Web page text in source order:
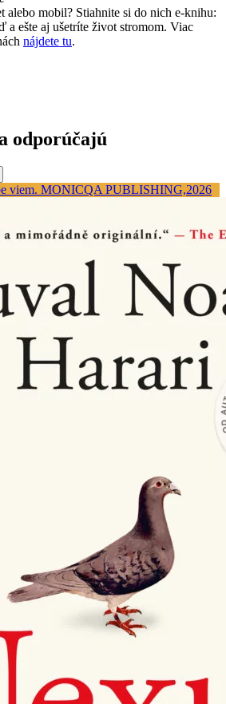
alebo mobil? Stiahnite si do nich e-knihu:
a ešte aj ušetríte život stromom. Viac
nájdete tu.
odporúčajú